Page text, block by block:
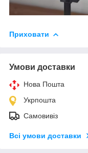
Приховати
Умови доставки
Нова Пошта
Укрпошта
Самовивіз
Всі умови доставки